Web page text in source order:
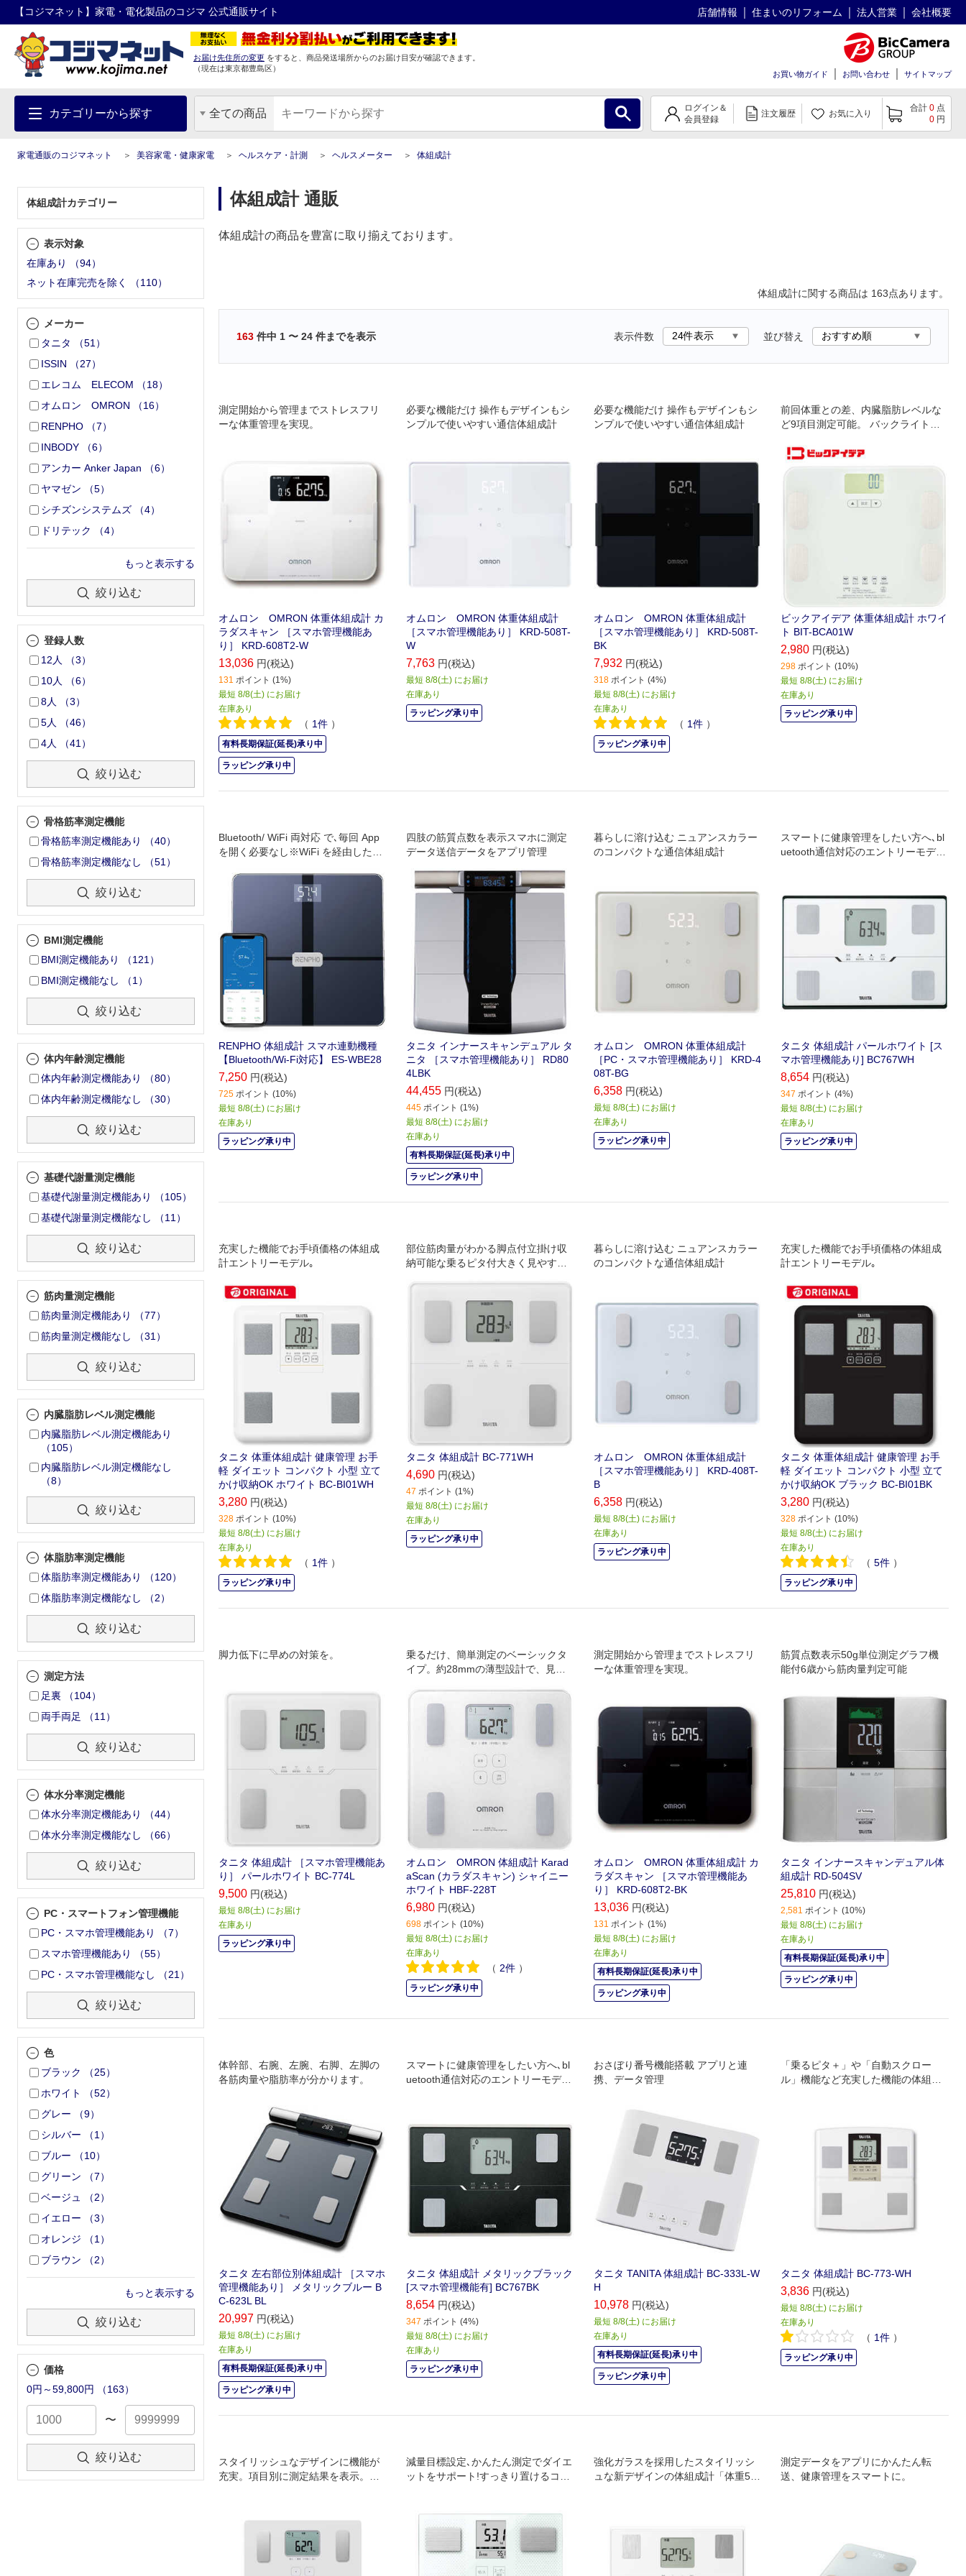
【コジマネット】家電・電化製品のコジマ 公式通販サイト 店舗情報 住まいのリフォーム 法人営業 会社概要
お届け先住所の変更 をすると、商品発送場所からのお届け目安が確認できます。
（現在は東京都豊島区）
お買い物ガイド お問い合わせ サイトマップ
カテゴリーから探す 全ての商品
ログイン＆
会員登録
注文履歴 お気に入り
合計 0 点
0 円
家電通販のコジマネット 美容家電・健康家電 ヘルスケア・計測 ヘルスメーター 体組成計
体組成計カテゴリー
表示対象
在庫あり
（94）
ネット在庫完売を除く
（110）
メーカー
タニタ
（51 ）
ISSIN
（27）
エレコム ELECOM
（18）
オムロン OMRON
（16）
RENPHO
（7）
INBODY
（6）
アンカー Anker Japan
（6）
ヤマゼン
（5）
シチズンシステムズ
（4）
ドリテック
（4）
もっと表示する
絞り込む
登録人数
12人
（3）
10人
（6）
8人
（3）
5人
（46）
4人
（41 ）
絞り込む
骨格筋率測定機能
骨格筋率測定機能あり
（40）
骨格筋率測定機能なし
（51 ）
絞り込む
BMI測定機能
BMI測定機能あり
（121 ）
BMI測定機能なし
（1 ）
絞り込む
体内年齢測定機能
体内年齢測定機能あり
（80）
体内年齢測定機能なし
（30）
絞り込む
基礎代謝量測定機能
基礎代謝量測定機能あり
（105）
基礎代謝量測定機能なし
（11 ）
絞り込む
筋肉量測定機能
筋肉量測定機能あり
（77）
筋肉量測定機能なし
（31 ）
絞り込む
内臓脂肪レベル測定機能
内臓脂肪レベル測定機能あり
（105）
内臓脂肪レベル測定機能なし
（8）
絞り込む
体脂肪率測定機能
体脂肪率測定機能あり
（120）
体脂肪率測定機能なし
（2）
絞り込む
測定方法
足裏
（104）
両手両足
（11 ）
絞り込む
体水分率測定機能
体水分率測定機能あり
（44）
体水分率測定機能なし
（66）
絞り込む
PC・スマートフォン管理機能
PC・スマホ管理機能あり
（7）
スマホ管理機能あり
（55）
PC・スマホ管理機能なし
（21 ）
絞り込む
色
ブラック
（25）
ホワイト
（52）
グレー
（9）
シルバー
（1 ）
ブルー
（10）
グリーン
（7）
ベージュ
（2）
イエロー
（3）
オレンジ
（1 ）
ブラウン
（2）
もっと表示する
絞り込む
価格
0円～59,800円
（163）
〜
絞り込む
体組成計 通販
体組成計の商品を豊富に取り揃えております。
体組成計に関する商品は 163点あります。
163 件中 1 〜 24 件までを表示 表示件数 並び替え
測定開始から管理までストレスフリ
ーな体重管理を実現。
オムロン OMRON 体重体組成計 カ
ラダスキャン ［スマホ管理機能あ
り］ KRD-608T2-W
13,036 円(税込)
131 ポイント (1%)
最短 8/8(土) にお届け
在庫あり
（ 1件 ）
有料長期保証(延長)承り中
ラッピング承り中
必要な機能だけ 操作もデザインもシ
ンプルで使いやすい通信体組成計
オムロン OMRON 体重体組成計
［スマホ管理機能あり］ KRD-508T-
W
7,763 円(税込)
最短 8/8(土) にお届け
在庫あり
ラッピング承り中
必要な機能だけ 操作もデザインもシ
ンプルで使いやすい通信体組成計
オムロン OMRON 体重体組成計
［スマホ管理機能あり］ KRD-508T-
BK
7,932 円(税込)
318 ポイント (4%)
最短 8/8(土) にお届け
在庫あり
（ 1件 ）
ラッピング承り中
前回体重との差、内臓脂肪レベルな
ど9項目測定可能。 バックライト付
ビックアイデア 体重体組成計 ホワイ
ト BIT-BCA01W
2,980 円(税込)
298 ポイント (10%)
最短 8/8(土) にお届け
在庫あり
ラッピング承り中
Bluetooth/ WiFi 両対応 で､毎回 App
を開く必要なし※WiFi を経由した場
プされ保存されます
RENPHO 体組成計 スマホ連動機種
【Bluetooth/Wi-Fi対応】 ES-WBE28
7,250 円(税込)
725 ポイント (10%)
最短 8/8(土) にお届け
在庫あり
ラッピング承り中
四肢の筋質点数を表示スマホに測定
データ送信データをアプリ管理
タニタ インナースキャンデュアル タ
ニタ ［スマホ管理機能あり］ RD80
4LBK
44,455 円(税込)
445 ポイント (1%)
最短 8/8(土) にお届け
在庫あり
有料長期保証(延長)承り中
ラッピング承り中
暮らしに溶け込む ニュアンスカラー
のコンパクトな通信体組成計
オムロン OMRON 体重体組成計
［PC・スマホ管理機能あり］ KRD-4
08T-BG
6,358 円(税込)
最短 8/8(土) にお届け
在庫あり
ラッピング承り中
スマートに健康管理をしたい方へ､bl
uetooth通信対応のエントリーモデ
タニタ 体組成計 パールホワイト [ス
マホ管理機能あり] BC767WH
8,654 円(税込)
347 ポイント (4%)
最短 8/8(土) にお届け
在庫あり
ラッピング承り中
充実した機能でお手頃価格の体組成
計エントリーモデル｡
タニタ 体重体組成計 健康管理 お手
軽 ダイエット コンパクト 小型 立て
かけ収納OK ホワイト BC-BI01WH
3,280 円(税込)
328 ポイント (10%)
最短 8/8(土) にお届け
在庫あり
（ 1件 ）
ラッピング承り中
部位筋肉量がわかる脚点付立掛け収
納可能な乗るピタ付大きく見やすいL
タニタ 体組成計 BC-771WH
4,690 円(税込)
47 ポイント (1%)
最短 8/8(土) にお届け
在庫あり
ラッピング承り中
暮らしに溶け込む ニュアンスカラー
のコンパクトな通信体組成計
オムロン OMRON 体重体組成計
［スマホ管理機能あり］ KRD-408T-
B
6,358 円(税込)
最短 8/8(土) にお届け
在庫あり
ラッピング承り中
充実した機能でお手頃価格の体組成
計エントリーモデル｡
タニタ 体重体組成計 健康管理 お手
軽 ダイエット コンパクト 小型 立て
かけ収納OK ブラック BC-BI01BK
3,280 円(税込)
328 ポイント (10%)
最短 8/8(土) にお届け
在庫あり
（ 5件 ）
ラッピング承り中
脚力低下に早めの対策を。
タニタ 体組成計 ［スマホ管理機能あ
り］ パールホワイト BC-774L
9,500 円(税込)
最短 8/8(土) にお届け
在庫あり
ラッピング承り中
乗るだけ、簡単測定のベーシックタ
イプ。約28mmの薄型設計で、見や
定し、測定を開始する自動認識機能
オムロン OMRON 体組成計 Karad
aScan (カラダスキャン) シャイニー
ホワイト HBF-228T
6,980 円(税込)
698 ポイント (10%)
最短 8/8(土) にお届け
在庫あり
（ 2件 ）
ラッピング承り中
測定開始から管理までストレスフリ
ーな体重管理を実現。
オムロン OMRON 体重体組成計 カ
ラダスキャン ［スマホ管理機能あ
り］ KRD-608T2-BK
13,036 円(税込)
131 ポイント (1%)
最短 8/8(土) にお届け
在庫あり
有料長期保証(延長)承り中
ラッピング承り中
筋質点数表示50g単位測定グラフ機
能付6歳から筋肉量判定可能
タニタ インナースキャンデュアル体
組成計 RD-504SV
25,810 円(税込)
2,581 ポイント (10%)
最短 8/8(土) にお届け
在庫あり
有料長期保証(延長)承り中
ラッピング承り中
体幹部、右腕、左腕、右脚、左脚の
各筋肉量や脂肪率が分かります。
タニタ 左右部位別体組成計 ［スマホ
管理機能あり］ メタリックブルー B
C-623L BL
20,997 円(税込)
最短 8/8(土) にお届け
在庫あり
有料長期保証(延長)承り中
ラッピング承り中
スマートに健康管理をしたい方へ､bl
uetooth通信対応のエントリーモデ
タニタ 体組成計 メタリックブラック
[スマホ管理機能有] BC767BK
8,654 円(税込)
347 ポイント (4%)
最短 8/8(土) にお届け
在庫あり
ラッピング承り中
おさぼり番号機能搭載 アプリと連
携、データ管理
タニタ TANITA 体組成計 BC-333L-W
H
10,978 円(税込)
最短 8/8(土) にお届け
在庫あり
有料長期保証(延長)承り中
ラッピング承り中
「乗るピタ＋」や「自動スクロー
ル」機能など充実した機能の体組成
タニタ 体組成計 BC-773-WH
3,836 円(税込)
最短 8/8(土) にお届け
在庫あり
（ 1件 ）
ラッピング承り中
スタイリッシュなデザインに機能が
充実。項目別に測定結果を表示。毎
減量目標設定､かんたん測定でダイエ
ットをサポート!すっきり置けるコン
強化ガラスを採用したスタイリッシ
ュな新デザインの体組成計「体重50
測定データをアプリにかんたん転
送、健康管理をスマートに。